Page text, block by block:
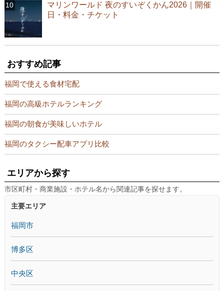
マリンワールド 夜のすいぞくかん2026｜開催
日・料金・チケット
おすすめ記事
福岡で使える食材宅配
福岡の高級ホテルランキング
福岡の朝食が美味しいホテル
福岡のタクシー配車アプリ比較
エリアから探す
市区町村・商業施設・ホテル名から関連記事を探せます。
主要エリア
福岡市
博多区
中央区